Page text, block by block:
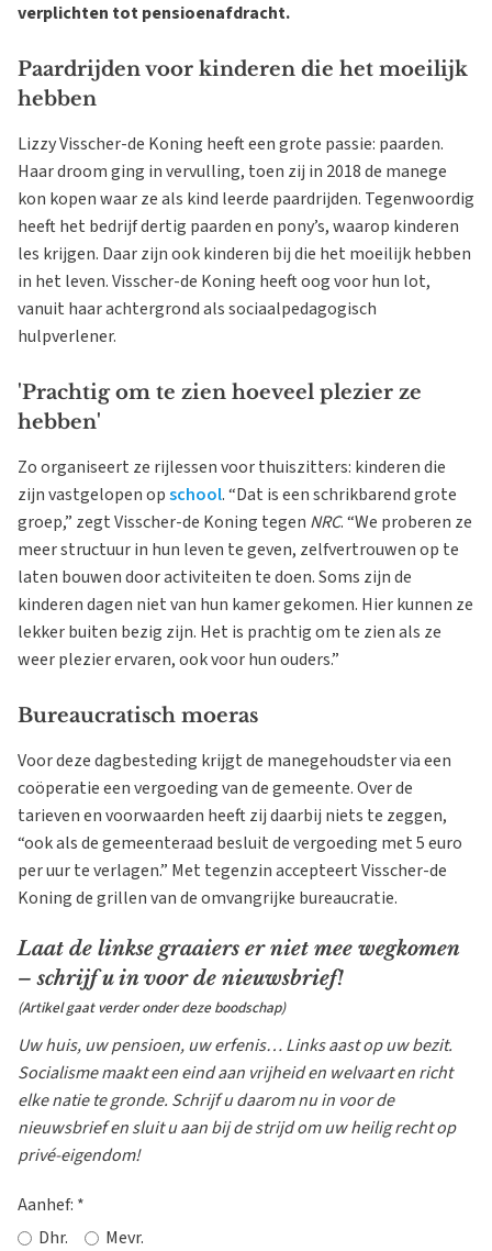
verplichten tot pensioenafdracht.
Paardrijden voor kinderen die het moeilijk
hebben
Lizzy Visscher-de Koning heeft een grote passie: paarden.
Haar droom ging in vervulling, toen zij in 2018 de manege
kon kopen waar ze als kind leerde paardrijden. Tegenwoordig
heeft het bedrijf dertig paarden en pony’s, waarop kinderen
les krijgen. Daar zijn ook kinderen bij die het moeilijk hebben
in het leven. Visscher-de Koning heeft oog voor hun lot,
vanuit haar achtergrond als sociaalpedagogisch
hulpverlener.
'Prachtig om te zien hoeveel plezier ze
hebben'
Zo organiseert ze rijlessen voor thuiszitters: kinderen die
zijn vastgelopen opschool. “Dat is een schrikbarend grote
groep,” zegt Visscher-de Koning tegen NRC. “We proberen ze
meer structuur in hun leven te geven, zelfvertrouwen op te
laten bouwen door activiteiten te doen. Soms zijn de
kinderen dagen niet van hun kamer gekomen. Hier kunnen ze
lekker buiten bezig zijn. Het is prachtig om te zien als ze
weer plezier ervaren, ook voor hun ouders.”
Bureaucratisch moeras
Voor deze dagbesteding krijgt de manegehoudster via een
coöperatie een vergoeding van de gemeente. Over de
tarieven en voorwaarden heeft zij daarbij niets te zeggen,
“ook als de gemeenteraad besluit de vergoeding met 5 euro
per uur te verlagen.” Met tegenzin accepteert Visscher-de
Koning de grillen van de omvangrijke bureaucratie.
Laat de linkse graaiers er niet mee wegkomen
– schrijf u in voor de nieuwsbrief!
(Artikel gaat verder onder deze boodschap)
Uw huis, uw pensioen, uw erfenis… Links aast op uw bezit.
Socialisme maakt een eind aan vrijheid en welvaart en richt
elke natie te gronde. Schrijf u daarom nu in voor de
nieuwsbrief en sluit u aan bij de strijd om uw heilig recht op
privé-eigendom!
Aanhef: *
Dhr.
Mevr.